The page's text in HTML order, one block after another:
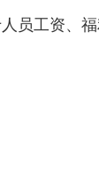
员工资、福